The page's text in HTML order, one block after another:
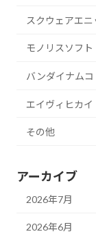
スクウェアエニ
モノリスソフト
バンダイナムコ
エイヴィヒカイ
その他
アーカイブ
2026年7月
2026年6月